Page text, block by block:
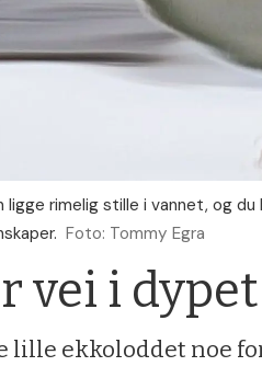
ligge rimelig stille i vannet, og
Foto: Tommy Egra
vei i dypet
lille ekkoloddet noe